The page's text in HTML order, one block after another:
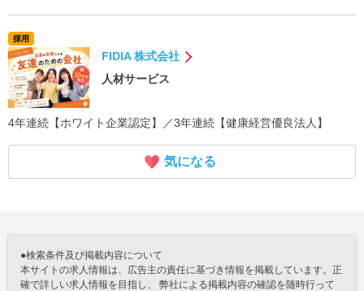
採用
FIDIA 株式会社
人材サービス
4年連続【ホワイト企業認定】／3年連続【健康経営優良法人】
気になる
●検索条件及び掲載内容について
本サイトの求人情報は、広告主の責任に基づき情報を掲載しています。正
確で詳しい求人情報を目指し、 弊社による掲載内容の確認を随時行って